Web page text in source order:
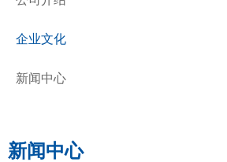
企业文化
新闻中心
新闻中心